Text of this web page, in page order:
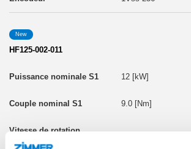
New
HF125-002-011
12 [kW]
9.0 [Nm]